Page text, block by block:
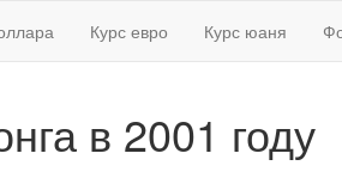
Курс евро Курс юаня
в 2001 году